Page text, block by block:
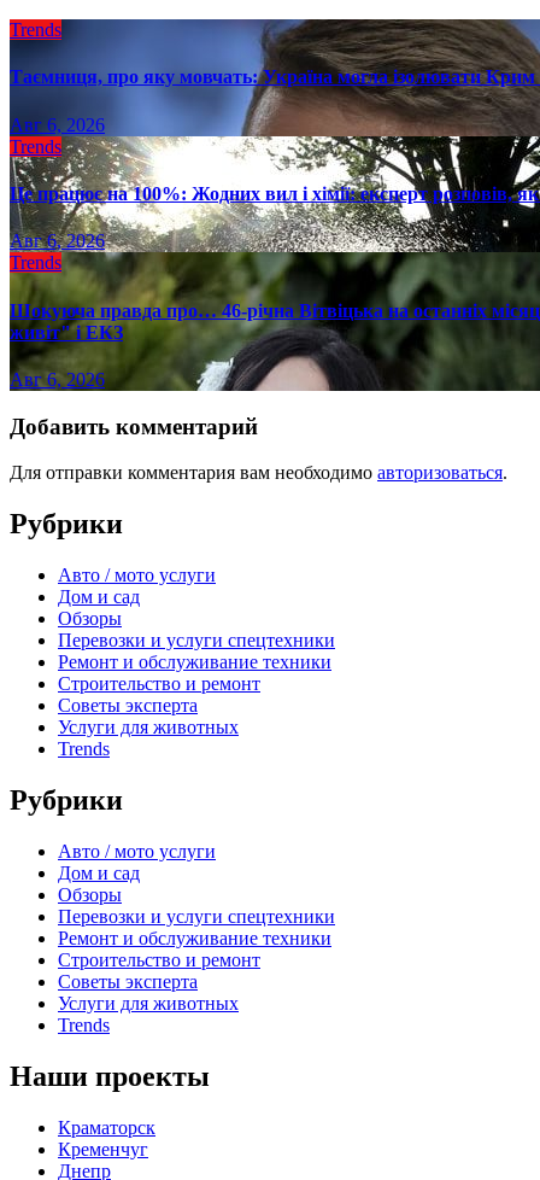
Trends
Таємниця, про яку мовчать: Україна могла ізолювати
Авг 6, 2026
Trends
Це працює на 100%: Жодних вил і хімії: експерт розповів,
Авг 6, 2026
Trends
Шокуюча правда про… 46-річна Вітвіцька на останніх
живіт" і ЕКЗ
Авг 6, 2026
Добавить комментарий
Для отправки комментария вам необходимо авторизоваться.
Рубрики
Авто / мото услуги
Дом и сад
Обзоры
Перевозки и услуги спецтехники
Ремонт и обслуживание техники
Строительство и ремонт
Советы эксперта
Услуги для животных
Trends
Рубрики
Авто / мото услуги
Дом и сад
Обзоры
Перевозки и услуги спецтехники
Ремонт и обслуживание техники
Строительство и ремонт
Советы эксперта
Услуги для животных
Trends
Наши проекты
Краматорск
Кременчуг
Днепр